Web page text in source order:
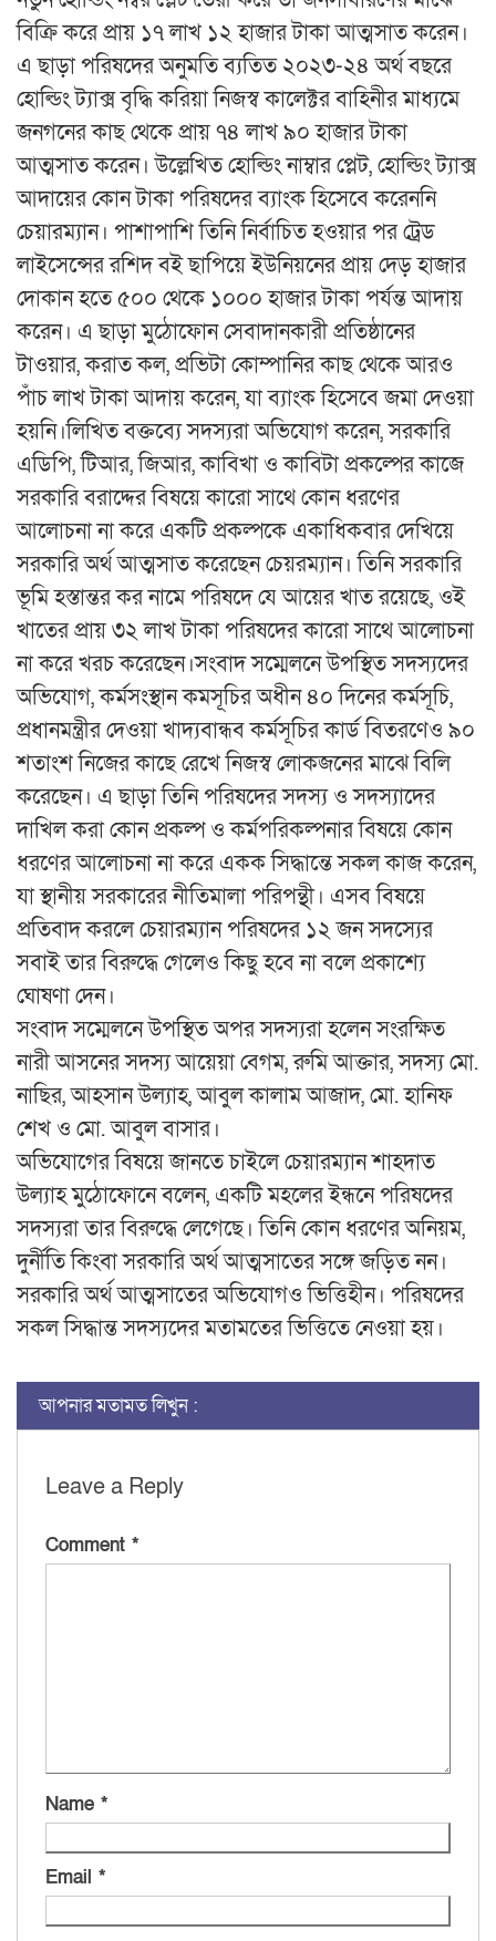
বিক্রি করে প্রায় ১৭ লাখ ১২ হাজার টাকা আত্মসাত করেন।
এ ছাড়া পরিষদের অনুমতি ব্যতিত ২০২৩-২৪ অর্থ বছরে
হোল্ডিং ট্যাক্স বৃদ্ধি করিয়া নিজস্ব কালেক্টর বাহিনীর মাধ্যমে
জনগনের কাছ থেকে প্রায় ৭৪ লাখ ৯০ হাজার টাকা
আত্মসাত করেন। উল্লেখিত হোল্ডিং নাম্বার প্লেট, হোল্ডিং ট্যাক্স
আদায়ের কোন টাকা পরিষদের ব্যাংক হিসেবে করেননি
চেয়ারম্যান। পাশাপাশি তিনি নির্বাচিত হওয়ার পর ট্রেড
লাইসেন্সের রশিদ বই ছাপিয়ে ইউনিয়নের প্রায় দেড় হাজার
দোকান হতে ৫০০ থেকে ১০০০ হাজার টাকা পর্যন্ত আদায়
করেন। এ ছাড়া মুঠোফোন সেবাদানকারী প্রতিষ্ঠানের
টাওয়ার, করাত কল, প্রভিটা কোম্পানির কাছ থেকে আরও
পাঁচ লাখ টাকা আদায় করেন, যা ব্যাংক হিসেবে জমা দেওয়া
হয়নি।লিখিত বক্তব্যে সদস্যরা অভিযোগ করেন, সরকারি
এডিপি, টিআর, জিআর, কাবিখা ও কাবিটা প্রকল্পের কাজে
সরকারি বরাদ্দের বিষয়ে কারো সাথে কোন ধরণের
আলোচনা না করে একটি প্রকল্পকে একাধিকবার দেখিয়ে
সরকারি অর্থ আত্মসাত করেছেন চেয়রম্যান। তিনি সরকারি
ভূমি হস্তান্তর কর নামে পরিষদে যে আয়ের খাত রয়েছে, ওই
খাতের প্রায় ৩২ লাখ টাকা পরিষদের কারো সাথে আলোচনা
না করে খরচ করেছেন।সংবাদ সম্মেলনে উপস্থিত সদস্যদের
অভিযোগ, কর্মসংস্থান কমসূচির অধীন ৪০ দিনের কর্মসূচি,
প্রধানমন্ত্রীর দেওয়া খাদ্যবান্ধব কর্মসূচির কার্ড বিতরণেও ৯০
শতাংশ নিজের কাছে রেখে নিজস্ব লোকজনের মাঝে বিলি
করেছেন। এ ছাড়া তিনি পরিষদের সদস্য ও সদস্যাদের
দাখিল করা কোন প্রকল্প ও কর্মপরিকল্পনার বিষয়ে কোন
ধরণের আলোচনা না করে একক সিদ্ধান্তে সকল কাজ করেন,
যা স্থানীয় সরকারের নীতিমালা পরিপন্থী। এসব বিষয়ে
প্রতিবাদ করলে চেয়ারম্যান পরিষদের ১২ জন সদস্যের
সবাই তার বিরুদ্ধে গেলেও কিছু হবে না বলে প্রকাশ্যে
ঘোষণা দেন।
সংবাদ সম্মেলনে উপস্থিত অপর সদস্যরা হলেন সংরক্ষিত
নারী আসনের সদস্য আয়েয়া বেগম, রুমি আক্তার, সদস্য মো.
নাছির, আহসান উল্যাহ, আবুল কালাম আজাদ, মো. হানিফ
শেখ ও মো. আবুল বাসার।
অভিযোগের বিষয়ে জানতে চাইলে চেয়ারম্যান শাহদাত
উল্যাহ মুঠোফোনে বলেন, একটি মহলের ইন্ধনে পরিষদের
সদস্যরা তার বিরুদ্ধে লেগেছে। তিনি কোন ধরণের অনিয়ম,
দুর্নীতি কিংবা সরকারি অর্থ আত্মসাতের সঙ্গে জড়িত নন।
সরকারি অর্থ আত্মসাতের অভিযোগও ভিত্তিহীন। পরিষদের
সকল সিদ্ধান্ত সদস্যদের মতামতের ভিত্তিতে নেওয়া হয়।
আপনার মতামত লিখুন :
Leave a Reply
Comment *
Name *
Email *